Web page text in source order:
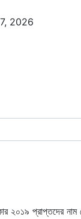
2026
চেতনায়
২০১৯ প্রাপ্তদের নাম